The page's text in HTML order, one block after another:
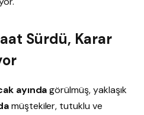
Sürdü, Karar
ayındagörülmüş, yaklaşık
müştekiler, tutuklu ve